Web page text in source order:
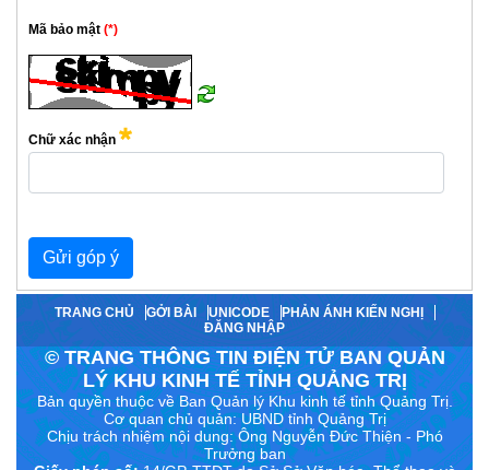
Mã bảo mật (*)
Chữ xác nhận
Gửi góp ý
TRANG CHỦ GỞI BÀI UNICODE
PHẢN ÁNH KIẾN NGHỊ
ĐĂNG NHẬP
© TRANG THÔNG TIN ĐIỆN TỬ BAN QUẢN
LÝ KHU KINH TẾ TỈNH QUẢNG TRỊ
Bản quyền thuộc về Ban Quản lý Khu kinh tế tỉnh Quảng Trị.
Cơ quan chủ quản: UBND tỉnh Quảng Trị
Chịu trách nhiệm nội dung:Ông Nguyễn Đức Thiện - Phó
Trưởng ban